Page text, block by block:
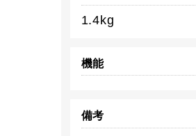
1.4kg
機能
備考